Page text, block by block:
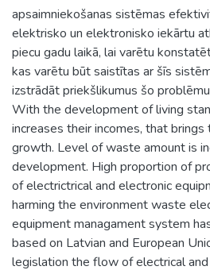
apsaimniekošanas sistēmas
elektrisko un elektronisko iekārtu
piecu gadu laikā, lai varētu
kas varētu būt saistītas ar šīs
izstrādāt priekšlikumus šo
With the development of living
increases their incomes, that
growth. Level of waste amount is
development. High proportion of
of electrictrical and electronic
harming the environment waste
equipment managament system
based on Latvian and European
legislation the flow of electrical